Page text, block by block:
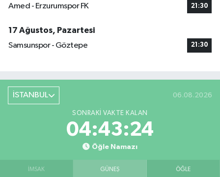
Amed - Erzurumspor FK 21:30
17 Ağustos, Pazartesi
Samsunspor - Göztepe
21:30
İSTANBUL 06.08.2026
SONRAKI VAKTE KALAN
04:43:24
Öğle Namazı
İMSAK GÜNEŞ ÖĞLE